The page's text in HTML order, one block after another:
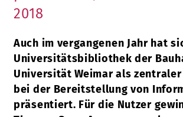
2018
Auch im vergangenen Jahr hat
Universitätsbibliothek der
Universität Weimar als
bei der Bereitstellung von
präsentiert. Für die Nutzer